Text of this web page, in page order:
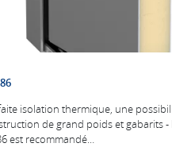
isolation thermique, une
de grand poids et gabarits -
est recommandé…